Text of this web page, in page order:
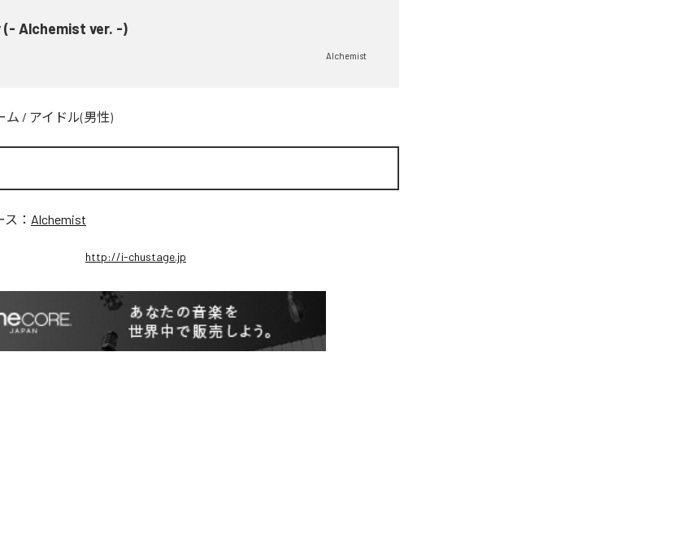
(- Alchemist ver. -)
Alchemist
ム / アイドル(男性)
： Alchemist
http://i-chustage.jp